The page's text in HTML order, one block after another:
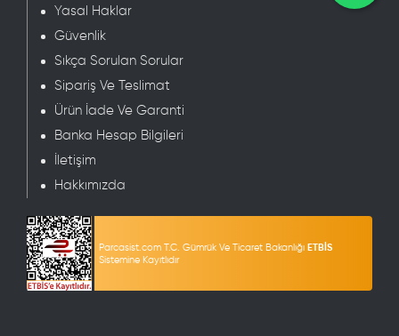
Yasal Haklar
Güvenlik
Sıkça Sorulan Sorular
Sipariş Ve Teslimat
Ürün İade Ve Garanti
Banka Hesap Bilgileri
İletişim
Hakkımızda
Parcasist.com T.C. Gümrük Ve Ticaret Bakanlığı ETBİS
Sistemine Kayıtlıdır